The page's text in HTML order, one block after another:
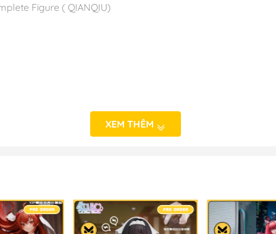
Figure ( QIANQIU)
#anime_figure #figure
XEM THÊM